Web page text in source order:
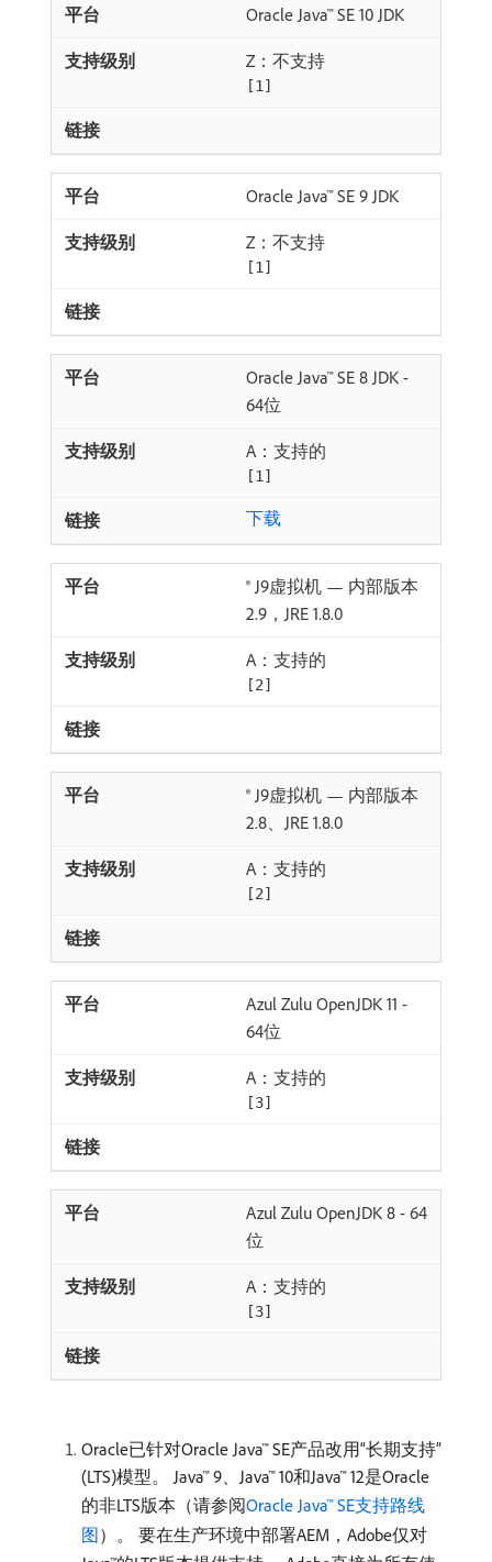
Oracle Java™ SE 10 JDK
Z：不支持
[1]
Oracle Java™ SE 9 JDK
Z：不支持
[1]
Oracle Java™ SE 8 JDK -
64位
A：支持的
[1]
下载
® J9虚拟机 — 内部版本
2.9，JRE 1.8.0
A：支持的
[2]
® J9虚拟机 — 内部版本
2.8、JRE 1.8.0
A：支持的
[2]
Azul Zulu OpenJDK 11 -
64位
A：支持的
[3]
Azul Zulu OpenJDK 8 - 64
位
A：支持的
[3]
Oracle已针对Oracle Java™ SE产品改用“长期支持”
(LTS)模型。 Java™ 9、Java™ 10和Java™ 12是Oracle
的非LTS版本（请参阅Oracle Java™ SE支持路线
图）。 要在生产环境中部署AEM，Adobe仅对